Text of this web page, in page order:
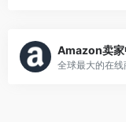
Amazon卖家
全球最大的在线